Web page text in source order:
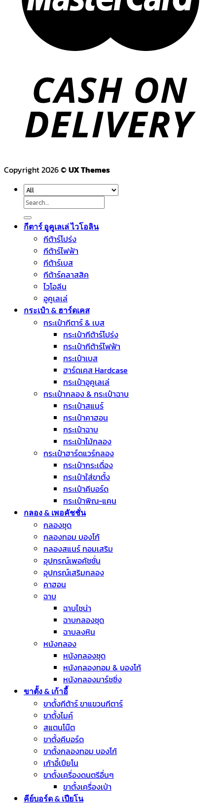
Copyright 2026 ©UX Themes
Search
for:
กีตาร์ อูคูเลเล่ ไวโอลิน
กีต้าร์โปร่ง
กีต้าร์ไฟฟ้า
กีต้าร์เบส
กีต้าร์คลาสสิค
ไวโอลีน
อูคูเลเล่
กระเป๋า & ฮาร์ดเคส
กระเป๋ากีตาร์ & เบส
กระเป๋ากีต้าร์โปร่ง
กระเป๋ากีต้าร์ไฟฟ้า
กระเป๋าเบส
ฮาร์ดเคส Hardcase
กระเป๋าอูคูเลเล่
กระเป๋ากลอง & กระเป๋าฉาบ
กระเป๋าสแนร์
กระเป๋าคาฮอน
กระเป๋าฉาบ
กระเป๋าไม้กลอง
กระเป๋าฮาร์ดแวร์กลอง
กระเป๋ากระเดื่อง
กระเป๋าใส่ขาตั้ง
กระเป๋าคีบอร์ด
กระเป๋าพิณ-แคน
กลอง & เพอคัชชั่น
กลองชุด
กลองทอม บองโก้
กลองสแนร์ ทอมเสริม
อุปกรณ์เพอคัชชั่น
อุปกรณ์เสริมกลอง
คาฮอน
ฉาบ
ฉาบไชน่า
ฉาบกลองชุด
ฉาบลงหิน
หนังกลอง
หนังกลองชุด
หนังกลองทอม & บองโก้
หนังกลองมาร์ชชิ่ง
ขาตั้ง & เก้าอี้
ขาตั้งกีต้าร์ ขาแขวนกีตาร์
ขาตั้งไมค์
สแตนโน๊ต
ขาตั้งคีบอร์ด
ขาตั้งกลองทอม บองโก้
เก้าอี้เปียโน
ขาตั้งเครื่องดนตรีอื่นๆ
ขาตั้งเครื่องเป่า
คีย์บอร์ด & เปียโน